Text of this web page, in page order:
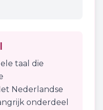
taal die
Nederlandse
onderdeel